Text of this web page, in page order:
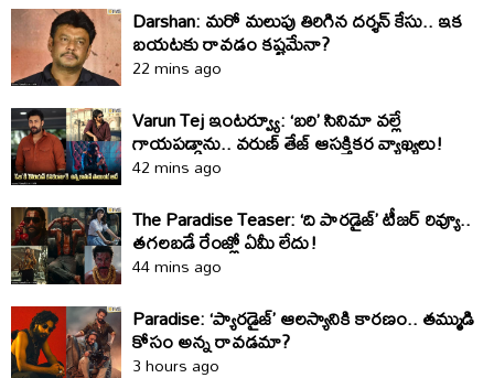
Darshan: మరో మలుపు తిరిగిన దర్శన్‌ కేసు.. ఇక
బయటకు రావడం కష్టమేనా?
22 mins ago
Varun Tej ఇంటర్వ్యూ: ‘బరి’ సినిమా వల్లే
గాయపడ్డాను.. వరుణ్ తేజ్ ఆసక్తికర వ్యాఖ్యలు!
42 mins ago
The Paradise Teaser: ‘ది పారడైజ్’ టీజర్ రివ్యూ..
తగలబడే రేంజ్లో ఏమీ లేదు!
44 mins ago
Paradise: ‘ప్యారడైజ్‌’ ఆలస్యానికి కారణం.. తమ్ముడి
కోసం అన్న రావడమా?
3 hours ago